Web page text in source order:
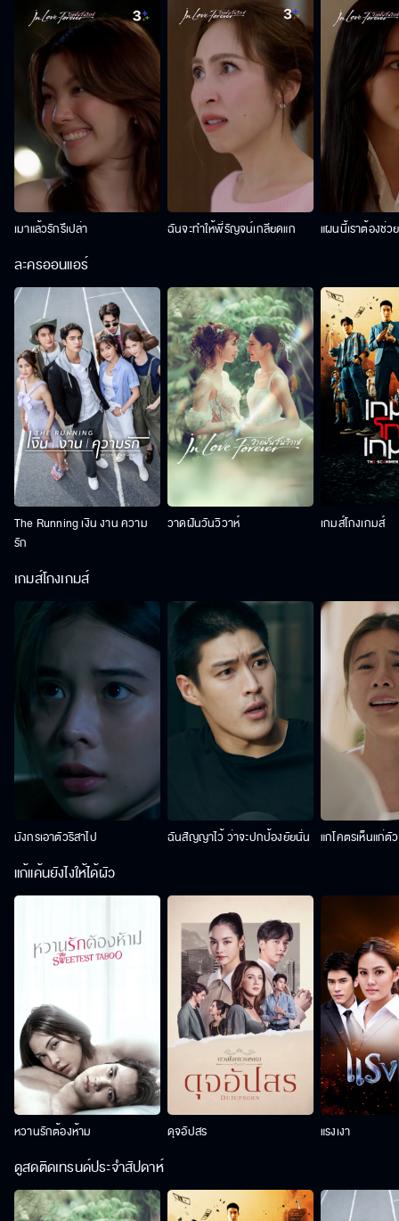
เมาแล้วรักรึเปล่า ฉันจะทำให้พี่รัญจน์เกลียดแก แผนนี้เราต้องช่ว
ละครออนแอร์
The Running เงิน งาน ความ
รัก
วาดฝันวันวิวาห์ เกมส์โกงเกมส์
เกมส์โกงเกมส์
มังกรเอาตัวริสาไป ฉันสัญญาไว้ ว่าจะปกป้องยัยนั่น แกโคตรเห็นแก่ตั
แก้แค้นยังไงให้ได้ผัว
หวานรักต้องห้าม ดุจอัปสร แรงเงา
ดูสดติดเทรนด์ประจำสัปดาห์